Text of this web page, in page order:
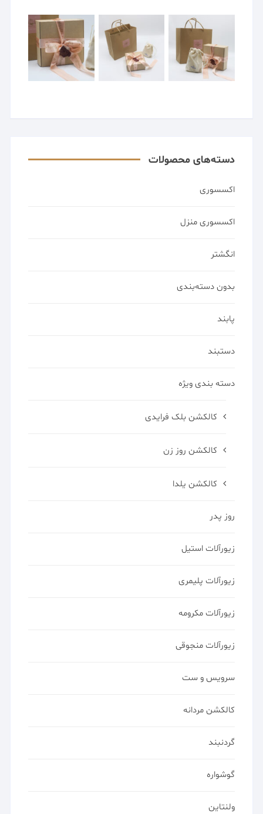
دسته‌های محصولات
اکسسوری
اکسسوری منزل
انگشتر
بدون دسته‌بندی
پابند
دستبند
دسته بندی ویژه
کالکشن بلک فرایدی
کالکشن روز زن
کالکشن یلدا
روز پدر
زیورآلات استیل
زیورآلات پلیمری
زیورآلات مکرومه
زیورآلات منجوقی
سرویس و ست
کالکشن مردانه
گردنبند
گوشواره
ولنتاین